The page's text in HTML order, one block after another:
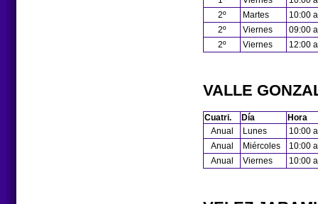
2º
Martes
10:00
2º
Viernes
09:00
2º
Viernes 12:00
VALLE
Cuatri. Día
Hora
Anual
Lunes
10:00
Anual
Miércoles
10:00
Anual
Viernes 10:00